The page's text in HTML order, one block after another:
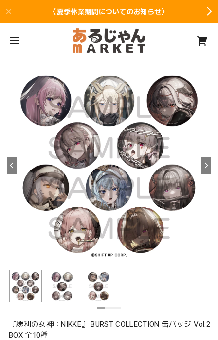
〈夏季休業期間についてのお知らせ〉
『勝利の女神：NIKKE』 BURST COLLECTION 缶バッジ Vol.2
BOX 全10種